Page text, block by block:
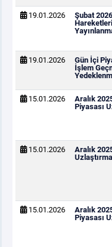
19.01.2026
Şubat
19.01.2026
Gün İçi
İşlem
15.01.2026
Aralık
Piyasası
15.01.2026
Aralık
15.01.2026
Aralık
Piyasası